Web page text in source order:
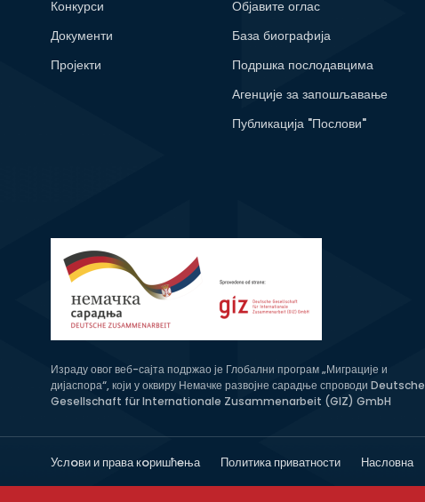
Конкурси
Документи
Пројекти
Објавите оглас
База биографија
Подршка послодавцима
Агенције за запошљавање
Публикација "Послови"
Израду овог веб-сајта подржао је Глобални програм „Миграције и
дијаспора“, који у оквиру Немачке развојне сарадње спроводи Deutsche
Gesellschaft für Internationale Zusammenarbeit (GIZ) GmbH
Услoви и права кoришћeња Политика приватности Насловна